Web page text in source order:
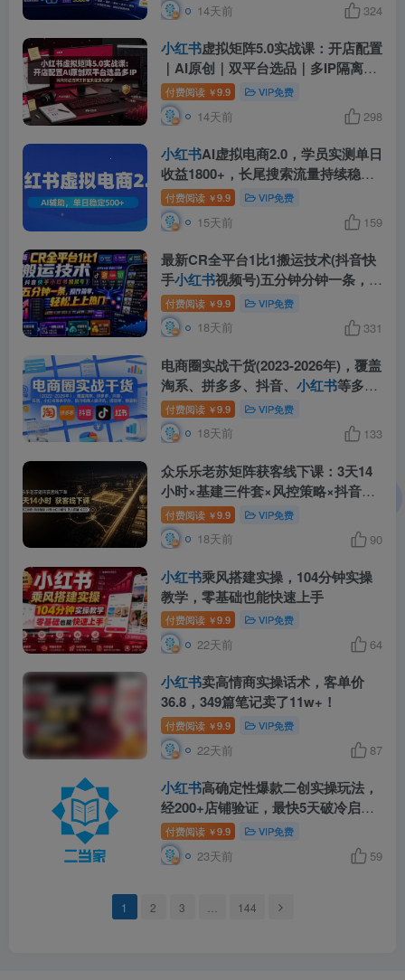
14天前 324
小红书虚拟矩阵5.0实战课：开店配置
｜AI原创｜双平台选品｜多IP隔离｜
测怼店铺工作室批量变现实操教学
付费阅读 ￥9.9 VIP免费
14天前 298
小红书AI虚拟电商2.0，学员实测单日
收益1800+，长尾搜索流量持续稳定
出单
付费阅读 ￥9.9 VIP免费
15天前 159
最新CR全平台1比1搬运技术(抖音快
手小红书视频号)五分钟分钟一条，操
作简单，轻松上热门(教程+软件+参
数)
付费阅读 ￥9.9 VIP免费
18天前 331
电商圈实战干货(2023-2026年)，覆盖
淘系、拼多多、抖音、 小红书等多平
台，助力电商人避开坑、提效率、稳
盈利(更新07月19日)
付费阅读 ￥9.9 VIP免费
18天前 133
众乐乐老苏矩阵获客线下课：3天14
小时×基建三件套×风控策略×抖音小
红书矩阵×无人直播×GEO
付费阅读 ￥9.9 VIP免费
18天前 90
小红书乘风搭建实操，104分钟实操
教学，零基础也能快速上手
付费阅读 ￥9.9 VIP免费
22天前 64
小红书卖高情商实操话术，客单价
36.8，349篇笔记卖了11w+！
付费阅读 ￥9.9 VIP免费
22天前 87
小红书高确定性爆款二创实操玩法，
经200+店铺验证，最快5天破冷启
动，照着做就能快速上起店指南
付费阅读 ￥9.9 VIP免费
23天前 59
1 2 3 144